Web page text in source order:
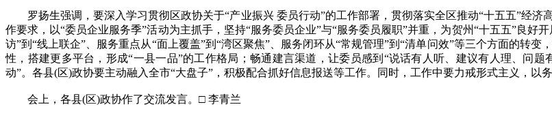
罗扬生强调，要深入学习贯彻区政协关于“产业振兴 委员行动”的工作部署，贯彻落实全区推动“十五五”经济
作要求，以“委员企业服务季”活动为主抓手，坚持“服务委员企业”与“服务委员履职”并重，为贺州“十五五”良好
访”到“线上联企”、服务重点从“面上覆盖”到“湾区聚焦”、服务闭环从“常规管理”到“清单问效”等三个方面的转
性，搭建更多平台，形成“一县一品”的工作格局；畅通建言渠道，让委员感到“说话有人听、建议有人理、问
动”。各县(区)政协要主动融入全市“大盘子”，积极配合抓好信息报送等工作。同时，工作中要力戒形式主义，以
会上，各县(区)政协作了交流发言。□ 李青兰